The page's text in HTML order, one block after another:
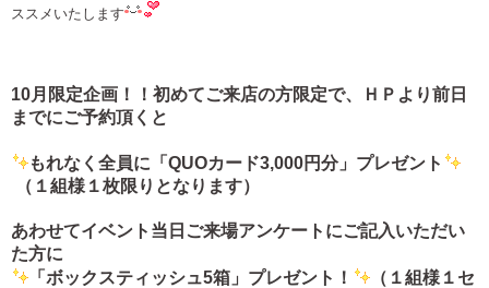
ススメいたします
10月限定企画！！初めてご来店の方限定で、ＨＰより前日
までにご予約頂くと
もれなく全員に「QUOカード3,000円分」プレゼント
（１組様１枚限りとなります）
あわせてイベント当日ご来場アンケートにご記入いただい
た方に
「ボックスティッシュ5箱」プレゼント！
（１組様１セ